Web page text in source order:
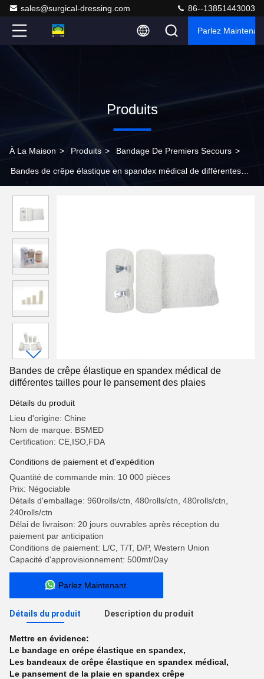
sales@surgical-dressing.com 86--13851443003
Parlez
Produits
À La Maison > Produits > Bandage De Premiers Secours >
Bandes de crêpe élastique en spandex médical de différentes
Bandes de crêpe élastique en spandex médical de
différentes tailles pour le pansement des plaies
Détails du produit
Lieu d'origine: Chine
Nom de marque: BSMED
Certification: CE,ISO,FDA
Conditions de paiement et d'expédition
Quantité de commande min: 10 000 pièces
Prix: Négociable
Détails d'emballage: 960rolls/ctn, 480rolls/ctn, 480rolls/ctn,
240rolls/ctn
Délai de livraison: 20 jours ouvrables après réception du
paiement par anticipation
Conditions de paiement: L/C, T/T, D/P, Western Union
Capacité d'approvisionnement: 500mt/Day
Parlez Maintenant.
Détails du produit Description du produit
Mettre en évidence:
Le bandage en crépe élastique en spandex,
Les bandeaux de crêpe élastique en spandex médical,
Le pansement de la plaie en spandex crêpe